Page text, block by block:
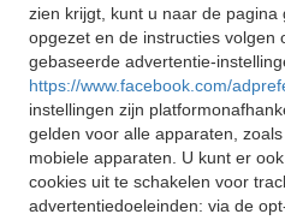
zien krijgt, kunt u naar de
opgezet en de instructies volgen
gebaseerde advertentie-
https://www.facebook.com/
instellingen zijn
gelden voor alle apparaten,
mobiele apparaten. U kunt er
cookies uit te schakelen voor
advertentiedoeleinden: via de